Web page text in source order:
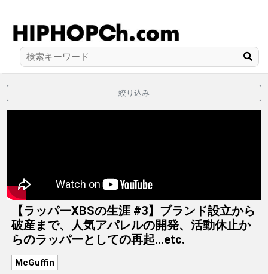
絞り込み
【ラッパーXBSの生涯 #3】ブランド設立から
破産まで、人気アパレルの開発、活動休止か
らのラッパーとしての再起…etc.
McGuffin